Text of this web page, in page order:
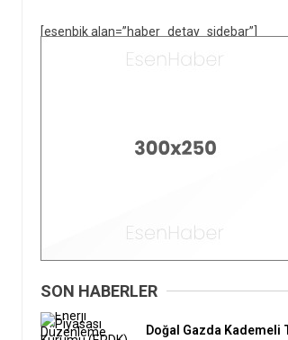
[esenbik alan=”haber_detay_sidebar”]
SON HABERLER
Doğal Gazda Kademeli